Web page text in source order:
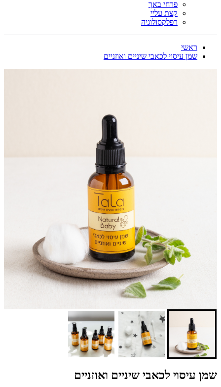
פרחי באך
קצת עליי
רפלקסולוגיה
ראשי
שמן עיסוי לכאבי שיניים ואוזניים
שמן עיסוי לכאבי שיניים ואוזניים